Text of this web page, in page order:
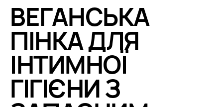
ВЕГАНСЬКА
ПІНКА ДЛЯ
ІНТИМНОЇ
ГІГІЄНИ З